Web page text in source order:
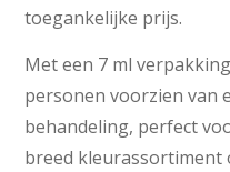
toegankelijke prijs.
Met een 7 ml
personen voorzien van
behandeling, perfect
breed kleurassortiment